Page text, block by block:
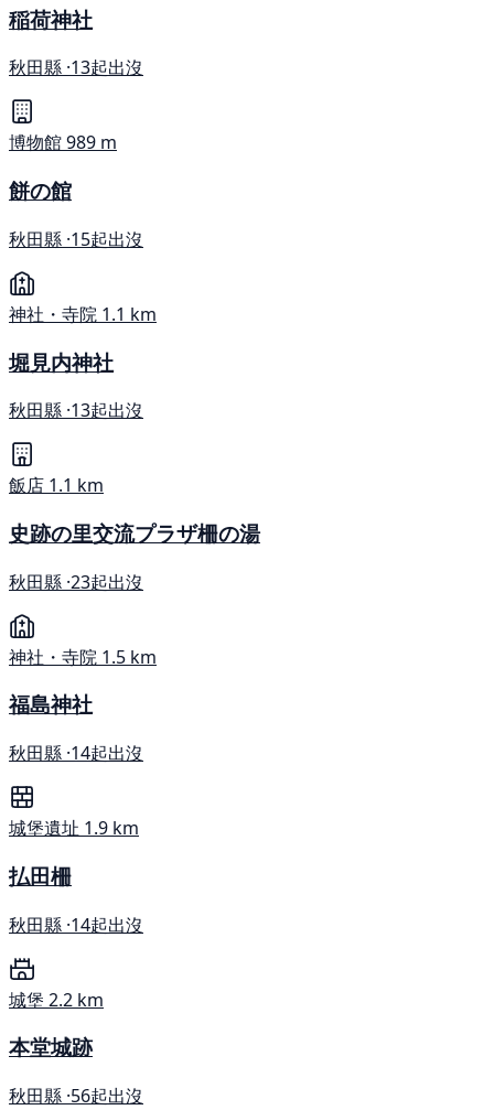
稲荷神社
秋田縣 ·13起出沒
博物館989 m
餅の館
秋田縣 ·15起出沒
神社・寺院 1.1 km
堀見内神社
秋田縣 ·13起出沒
飯店 1.1 km
史跡の里交流プラザ柵の湯
秋田縣 ·23起出沒
神社・寺院 1.5 km
福島神社
秋田縣 ·14起出沒
城堡遺址 1.9 km
払田柵
秋田縣 ·14起出沒
城堡 2.2 km
本堂城跡
秋田縣 ·56起出沒